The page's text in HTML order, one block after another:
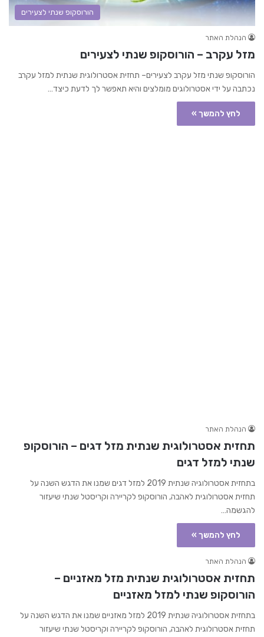
הורוסקופ שנתי לצעירים
הנהלת האתר
מזל עקרב – הורוסקופ שנתי לצעירים
הורוסקופ שנתי מזל עקרב לצעירים– תחזית אסטרולוגית שנתית למזל עקרב
נכתבה על ידי אסטרולוגים מומלצים והיא תאפשר לך לדעת כיצד…
לחץ להמשך »
הנהלת האתר
תחזית אסטרולוגית שנתית מזל דגים – הורוסקופ
שנתי למזל דגים
בתחזית אסטרולוגיה שנתית 2019 למזל דגים שמנו את הדגש השנה על
תחזית אסטרולוגית לאהבה, הורוסקופ לקריירה וקריסטל שנתי שיעזור
להגשמה…
לחץ להמשך »
הנהלת האתר
תחזית אסטרולוגית שנתית מזל מאזניים –
הורוסקופ שנתי למזל מאזניים
בתחזית אסטרולוגיה שנתית 2019 למזל מאזניים שמנו את הדגש השנה על
תחזית אסטרולוגית לאהבה, הורוסקופ לקריירה וקריסטל שנתי שיעזור